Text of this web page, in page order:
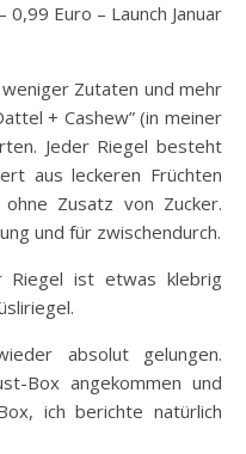
0,99 Euro – Launch Januar
Zutaten und mehr
+ Cashew” (in meiner
Jeder Riegel besteht
aus leckeren Früchten
Zusatz von Zucker.
und für zwischendurch.
Riegel ist etwas klebrig
absolut gelungen.
Box angekommen und
ich berichte natürlich